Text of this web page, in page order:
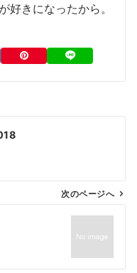
好きになったから。
次のページへ